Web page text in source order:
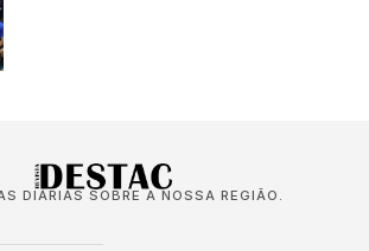
DIÁRIAS SOBRE A NOSSA REGIÃO.